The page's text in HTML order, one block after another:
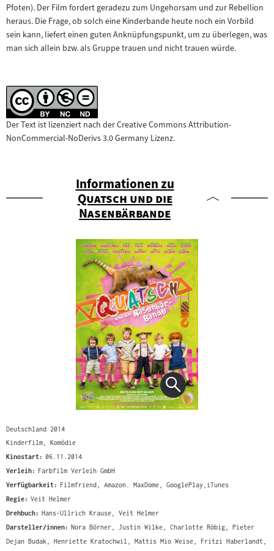
Pfoten). Der Film fordert geradezu zum Ungehorsam und zur Rebellion
heraus. Die Frage, ob solch eine Kinderbande heute noch ein Vorbild
sein kann, liefert einen guten Anknüpfungspunkt, um zu überlegen, was
man sich allein bzw. als Gruppe trauen und nicht trauen würde.
Der Text ist lizenziert nach der Creative Commons Attribution-
NonCommercial-NoDerivs 3.0 Germany Lizenz.
Informationen zu
"
Quatsch und die
Nasenbärbande"
Deutschland 2014
Kinderfilm, Komödie
Kinostart: 06.11.2014
Verleih: Farbfilm Verleih GmbH
Verfügbarkeit: Filmfriend, Amazon. MaxDome, GooglePlay,iTunes
Regie: Veit Helmer
Drehbuch: Hans-Ullrich Krause, Veit Helmer
Darsteller/innen: Nora Börner, Justin Wilke, Charlotte Röbig, Pieter
Dejan Budak, Henriette Kratochwil, Mattis Mio Weise, Fritzi Haberlandt,